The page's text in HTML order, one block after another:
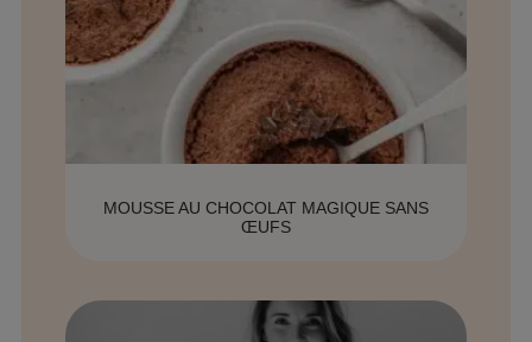
MOUSSE AU CHOCOLAT MAGIQUE SANS
ŒUFS